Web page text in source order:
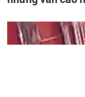
nhưng vẫn